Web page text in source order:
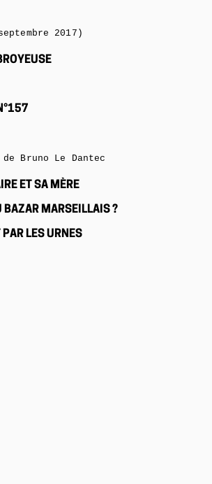
2017)
Bruno Le Dantec
ET SA MÈRE
BAZAR MARSEILLAIS ?
LES URNES